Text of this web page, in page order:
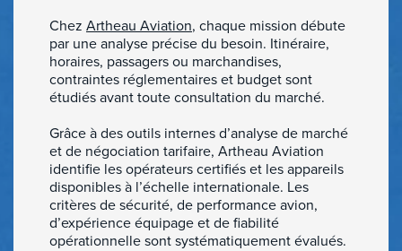
Chez Artheau Aviation, chaque mission débute
par une analyse précise du besoin. Itinéraire,
horaires, passagers ou marchandises,
contraintes réglementaires et budget sont
étudiés avant toute consultation du marché.
Grâce à des outils internes d’analyse de marché
et de négociation tarifaire, Artheau Aviation
identifie les opérateurs certifiés et les appareils
disponibles à l’échelle internationale. Les
critères de sécurité, de performance avion,
d’expérience équipage et de fiabilité
opérationnelle sont systématiquement évalués.